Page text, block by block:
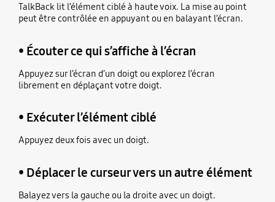
TalkBack lit l’élément ciblé à haute voix. La mise au point
peut être contrôlée en appuyant ou en balayant l’écran.
• Écouter ce qui s’affiche à l’écran
Appuyez sur l’écran d’un doigt ou explorez l’écran
librement en déplaçant votre doigt.
• Exécuter l’élément ciblé
Appuyez deux fois avec un doigt.
• Déplacer le curseur vers un autre élément
Balayez vers la gauche ou la droite avec un doigt.